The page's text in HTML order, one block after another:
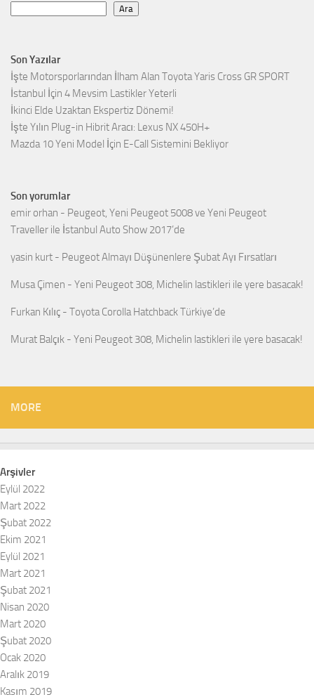
Ara
Son Yazılar
İşte Motorsporlarından İlham Alan Toyota Yaris Cross GR SPORT
İstanbul İçin 4 Mevsim Lastikler Yeterli
İkinci Elde Uzaktan Ekspertiz Dönemi!
İşte Yılın Plug-in Hibrit Aracı: Lexus NX 450H+
Mazda 10 Yeni Model İçin E-Call Sistemini Bekliyor
Son yorumlar
emir orhan - Peugeot, Yeni Peugeot 5008 ve Yeni Peugeot
Traveller ile İstanbul Auto Show 2017’de
yasin kurt - Peugeot Almayı Düşünenlere Şubat Ayı Fırsatları
Musa Çimen - Yeni Peugeot 308, Michelin lastikleri ile yere basacak!
Furkan Kılıç - Toyota Corolla Hatchback Türkiye’de
Murat Balçık - Yeni Peugeot 308, Michelin lastikleri ile yere basacak!
MORE
Arşivler
Eylül 2022
Mart 2022
Şubat 2022
Ekim 2021
Eylül 2021
Mart 2021
Şubat 2021
Nisan 2020
Mart 2020
Şubat 2020
Ocak 2020
Aralık 2019
Kasım 2019